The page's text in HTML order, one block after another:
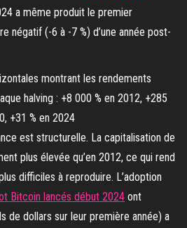
a même produit le premier
négatif (-6 à -7 %) d’une année post-
est structurelle. La capitalisation de
plus élevée qu’en 2012, ce qui rend
difficiles à reproduire. L’adoption
Bitcoin lancés début 2024 ont
de dollars sur leur première année) a